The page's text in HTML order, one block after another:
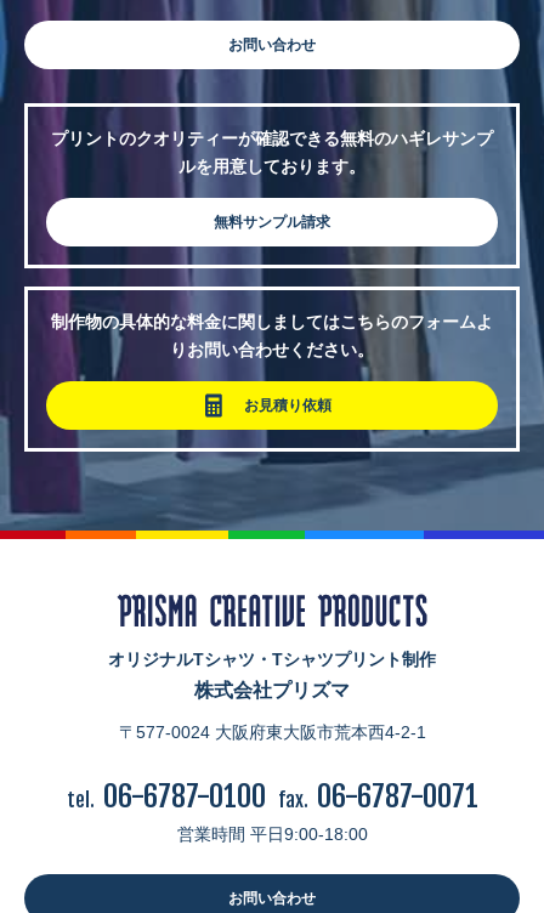
お問い合わせ
プリントのクオリティーが確認できる無料のハギレサンプ
ルを用意しております。
無料サンプル請求
制作物の具体的な料金に関しましてはこちらのフォームよ
りお問い合わせください。
お見積り依頼
オリジナルTシャツ・Tシャツプリント制作
株式会社プリズマ
〒577-0024 大阪府東大阪市荒本西4-2-1
tel. 06-6787-0100 fax. 06-6787-0071
営業時間 平日9:00-18:00
お問い合わせ